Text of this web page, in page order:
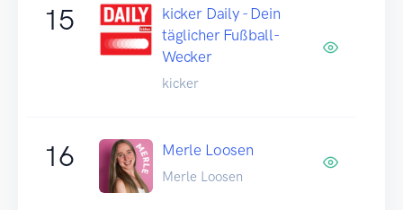
15
kicker Daily - Dein
täglicher Fußball-
Wecker
kicker
16 Merle Loosen
Merle Loosen